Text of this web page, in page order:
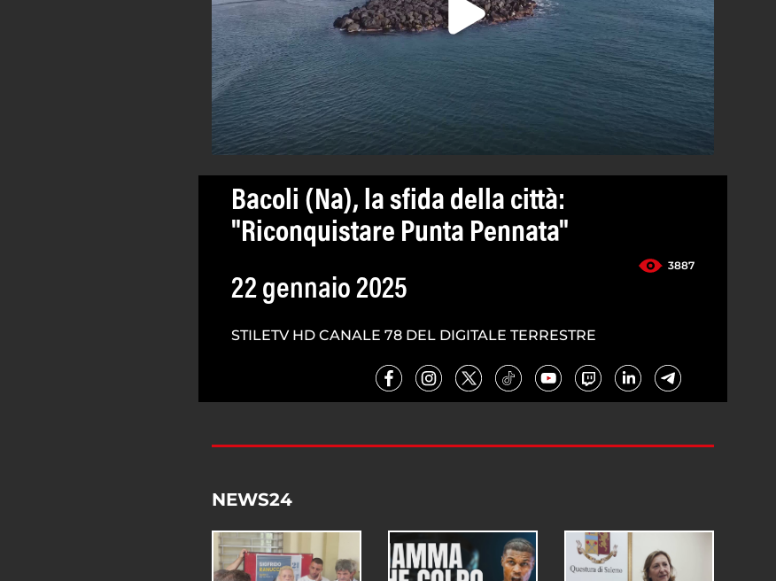
Bacoli (Na), la sfida della città:
"Riconquistare Punta Pennata"
3887
22 gennaio 2025
STILETV HD CANALE 78 DEL DIGITALE TERRESTRE
NEWS24